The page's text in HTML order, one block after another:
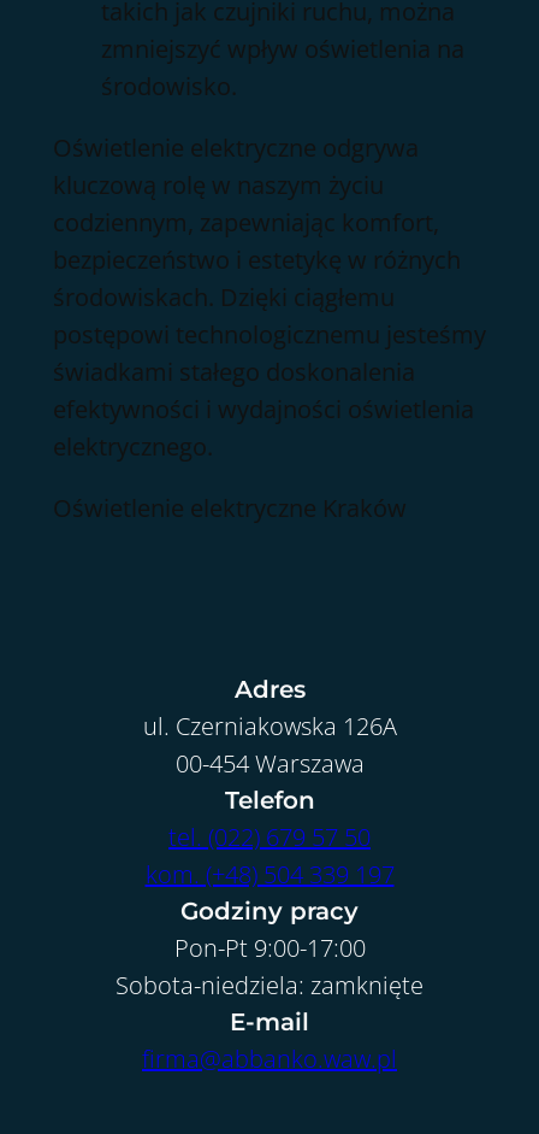
takich jak czujniki ruchu, można
zmniejszyć wpływ oświetlenia na
środowisko.
Oświetlenie elektryczne odgrywa
kluczową rolę w naszym życiu
codziennym, zapewniając komfort,
bezpieczeństwo i estetykę w różnych
środowiskach. Dzięki ciągłemu
postępowi technologicznemu jesteśmy
świadkami stałego doskonalenia
efektywności i wydajności oświetlenia
elektrycznego.
Oświetlenie elektryczne Kraków
Adres
ul. Czerniakowska 126A
00-454 Warszawa
Telefon
tel. (022) 679 57 50
kom. (+48) 504 339 197
Godziny pracy
Pon-Pt 9:00-17:00
Sobota-niedziela: zamknięte
E-mail
firma@abbanko.waw.pl